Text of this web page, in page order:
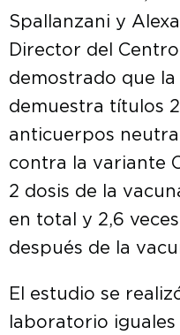
Spallanzani y
Director del
demostrado que
demuestra títulos
anticuerpos
contra la variante
2 dosis de la
en total y 2,6
después de la
El estudio se
laboratorio